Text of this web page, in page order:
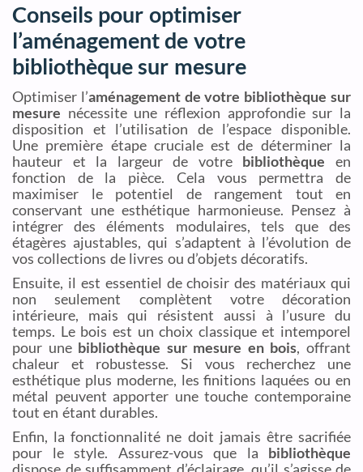
Conseils pour optimiser
l’aménagement de votre
bibliothèque sur mesure
Optimiser l’aménagement de votre bibliothèque sur
mesure nécessite une réflexion approfondie sur la
disposition et l’utilisation de l’espace disponible.
Une première étape cruciale est de déterminer la
hauteur et la largeur de votre bibliothèque en
fonction de la pièce. Cela vous permettra de
maximiser le potentiel de rangement tout en
conservant une esthétique harmonieuse. Pensez à
intégrer des éléments modulaires, tels que des
étagères ajustables, qui s’adaptent à l’évolution de
vos collections de livres ou d’objets décoratifs.
Ensuite, il est essentiel de choisir des matériaux qui
non seulement complètent votre décoration
intérieure, mais qui résistent aussi à l’usure du
temps. Le bois est un choix classique et intemporel
pour une bibliothèque sur mesure en bois, offrant
chaleur et robustesse. Si vous recherchez une
esthétique plus moderne, les finitions laquées ou en
métal peuvent apporter une touche contemporaine
tout en étant durables.
Enfin, la fonctionnalité ne doit jamais être sacrifiée
pour le style. Assurez-vous que la bibliothèque